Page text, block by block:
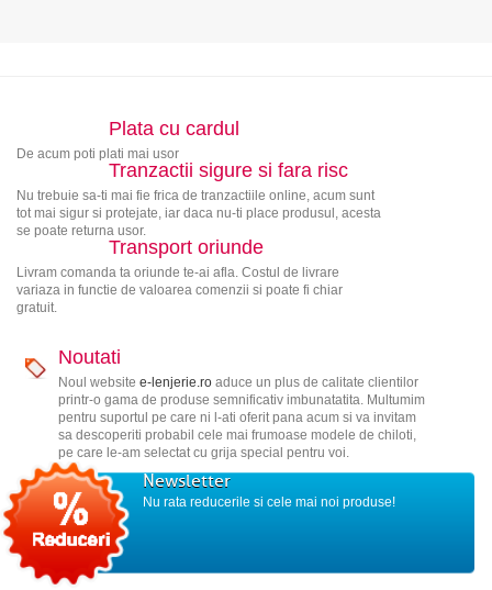
Plata cu cardul
De acum poti plati mai usor
Tranzactii sigure si fara risc
Nu trebuie sa-ti mai fie frica de tranzactiile online, acum sunt
tot mai sigur si protejate, iar daca nu-ti place produsul, acesta
se poate returna usor.
Transport oriunde
Livram comanda ta oriunde te-ai afla. Costul de livrare
variaza in functie de valoarea comenzii si poate fi chiar
gratuit.
Noutati
Noul website e-lenjerie.roaduce un plus de calitate clientilor
printr-o gama de produse semnificativ imbunatatita. Multumim
pentru suportul pe care ni l-ati oferit pana acum si va invitam
sa descoperiti probabil cele mai frumoase modele de chiloti,
pe care le-am selectat cu grija special pentru voi.
Newsletter
Nu rata reducerile si cele mai noi produse!